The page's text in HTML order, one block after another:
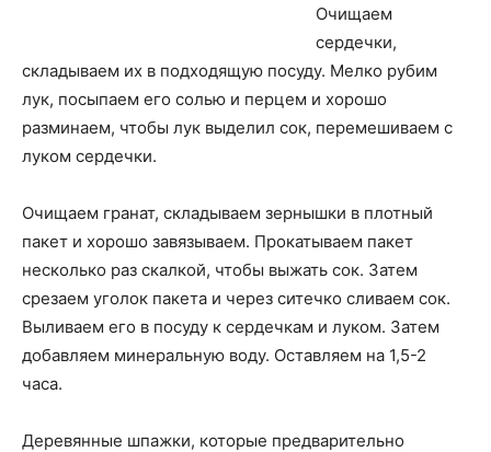
Очищаем
сердечки,
складываем их в подходящую посуду. Мелко рубим
лук, посыпаем его солью и перцем и хорошо
разминаем, чтобы лук выделил сок, перемешиваем с
луком сердечки.
Очищаем гранат, складываем зернышки в плотный
пакет и хорошо завязываем. Прокатываем пакет
несколько раз скалкой, чтобы выжать сок. Затем
срезаем уголок пакета и через ситечко сливаем сок.
Выливаем его в посуду к сердечкам и луком. Затем
добавляем минеральную воду. Оставляем на 1,5-2
часа.
Деревянные шпажки, которые предварительно